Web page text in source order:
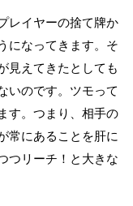
レイヤーの捨て牌か
になってきます。そ
見えてきたとしても
いのです。ツモって
す。つまり、相手の
常にあることを肝に
つリーチ！と大きな